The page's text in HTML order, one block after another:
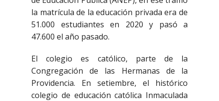
la matrícula de la educación privada era de
51.000 estudiantes en 2020 y pasó a
47.600 el año pasado.
El colegio es católico, parte de la
Congregación de las Hermanas de la
Providencia. En setiembre, el histórico
colegio de educación católica Inmaculada